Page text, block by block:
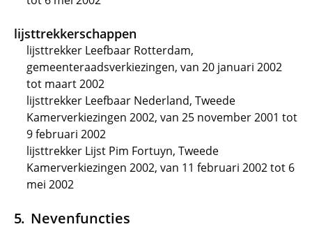
lijsttrekkerschappen
lijsttrekker Leefbaar Rotterdam,
gemeenteraadsverkiezingen, van 20 januari 2002
tot maart 2002
lijsttrekker Leefbaar Nederland, Tweede
Kamerverkiezingen 2002, van 25 november 2001 tot
9 februari 2002
lijsttrekker Lijst Pim Fortuyn, Tweede
Kamerverkiezingen 2002, van 11 februari 2002 tot 6
mei 2002
Nevenfuncties